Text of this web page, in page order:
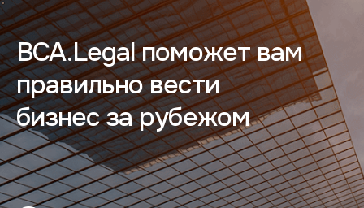
BCA.Legal поможет вам
правильно вести
бизнес за рубежом